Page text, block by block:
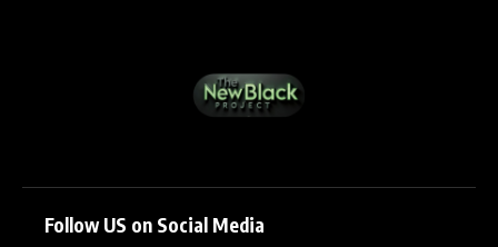
Follow US on Social Media